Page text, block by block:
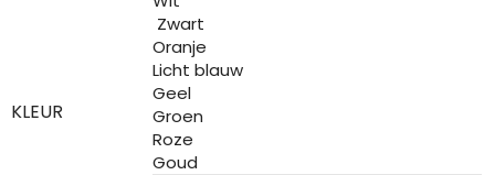
KLEUR
Zwart
Oranje
Licht blauw
Geel
Groen
Roze
Goud